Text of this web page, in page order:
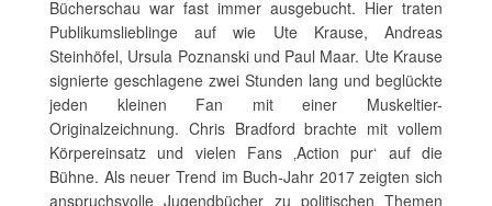
Bücherschau war fast immer ausgebucht. Hier traten
Publikumslieblinge auf wie Ute Krause, Andreas
Steinhöfel, Ursula Poznanski und Paul Maar. Ute Krause
signierte geschlagene zwei Stunden lang und beglückte
jeden kleinen Fan mit einer Muskeltier-
Originalzeichnung. Chris Bradford brachte mit vollem
Körpereinsatz und vielen Fans ‚Action pur‘ auf die
Bühne. Als neuer Trend im Buch-Jahr 2017 zeigten sich
anspruchsvolle Jugendbücher zu politischen Themen